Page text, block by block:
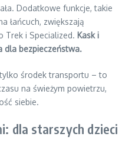
Dodatkowe funkcje, takie
łańcuch, zwiększają
Trek i Specialized. Kask i
dla bezpieczeństwa.
środek transportu – to
na świeżym powietrzu,
siebie.
dla starszych dzieci